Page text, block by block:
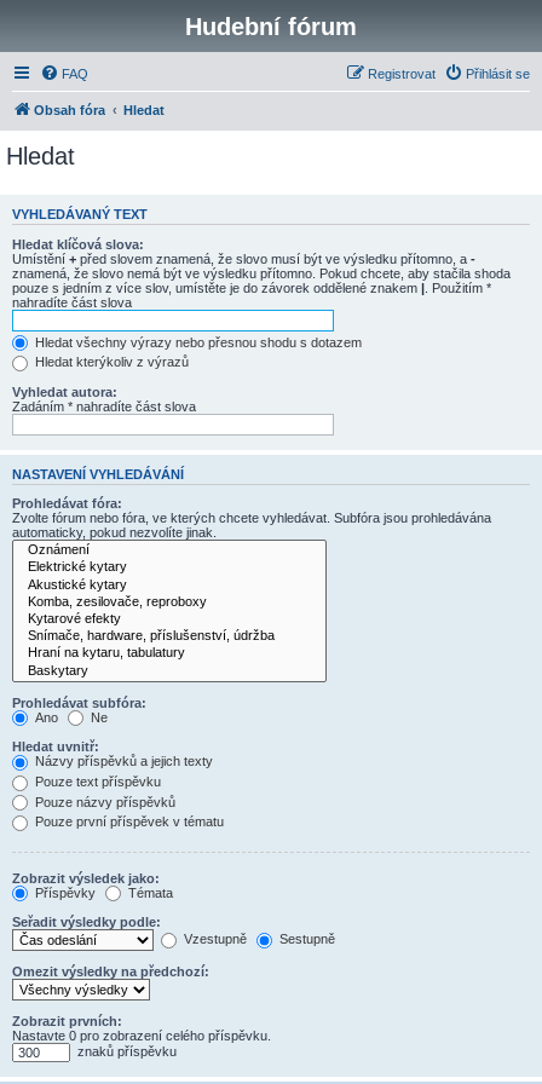
Hudební fórum
FAQ Přihlásit se
Registrovat
Obsah fóra Hledat
Hledat
VYHLEDÁVANÝ TEXT
Hledat klíčová slova:
Umístění + před slovem znamená, že slovo musí být ve výsledku přítomno, a -
znamená, že slovo nemá být ve výsledku přítomno. Pokud chcete, aby stačila shoda
pouze s jedním z více slov, umístěte je do závorek oddělené znakem | . Použitím *
nahradíte část slova
Hledat všechny výrazy nebo přesnou shodu s dotazem
Hledat kterýkoliv z výrazů
Vyhledat autora:
Zadáním * nahradíte část slova
NASTAVENÍ VYHLEDÁVÁNÍ
Prohledávat fóra:
Zvolte fórum nebo fóra, ve kterých chcete vyhledávat. Subfóra jsou prohledávána
automaticky, pokud nezvolíte jinak.
Prohledávat subfóra:
Ano
Ne
Hledat uvnitř:
Názvy příspěvků a jejich texty
Pouze text příspěvku
Pouze názvy příspěvků
Pouze první příspěvek v tématu
Zobrazit výsledek jako:
Příspěvky
Témata
Seřadit výsledky podle:
Vzestupně
Sestupně
Omezit výsledky na předchozí:
Zobrazit prvních:
Nastavte 0 pro zobrazení celého příspěvku.
znaků příspěvku